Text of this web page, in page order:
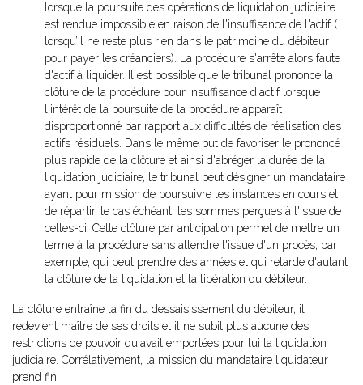
lorsque la poursuite des opérations de liquidation judiciaire
est rendue impossible en raison de l'insuffisance de l'actif (
lorsqu’il ne reste plus rien dans le patrimoine du débiteur
pour payer les créanciers). La procédure s'arrête alors faute
d'actif à liquider. Il est possible que le tribunal prononce la
clôture de la procédure pour insuffisance d'actif lorsque
l'intérêt de la poursuite de la procédure apparaît
disproportionné par rapport aux difficultés de réalisation des
actifs résiduels. Dans le même but de favoriser le prononcé
plus rapide de la clôture et ainsi d'abréger la durée de la
liquidation judiciaire, le tribunal peut désigner un mandataire
ayant pour mission de poursuivre les instances en cours et
de répartir, le cas échéant, les sommes perçues à l'issue de
celles-ci. Cette clôture par anticipation permet de mettre un
terme à la procédure sans attendre l'issue d'un procès, par
exemple, qui peut prendre des années et qui retarde d'autant
la clôture de la liquidation et la libération du débiteur.
La clôture entraîne la fin du dessaisissement du débiteur, il
redevient maître de ses droits et il ne subit plus aucune des
restrictions de pouvoir qu'avait emportées pour lui la liquidation
judiciaire. Corrélativement, la mission du mandataire liquidateur
prend fin.